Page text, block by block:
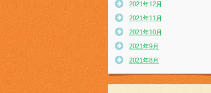
2021年12月
2021年11月
2021年10月
2021年9月
2021年8月